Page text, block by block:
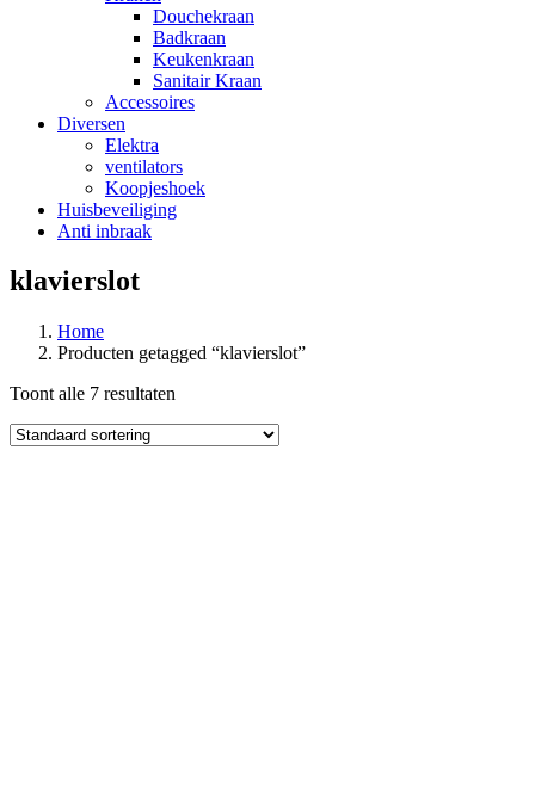
Douchekraan
Badkraan
Keukenkraan
Sanitair Kraan
Accessoires
Diversen
Elektra
ventilators
Koopjeshoek
Huisbeveiliging
Anti inbraak
klavierslot
Home
Producten getagged “klavierslot”
Toont alle 7 resultaten